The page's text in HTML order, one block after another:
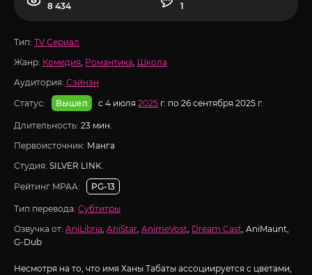
8 434
1
Тип: TV Сериал
Жанр: Комедия, Романтика, Школа
Аудитория: Сэйнэн
Статус:
Вышел с 4 июля 2025 г. по 26 сентября 2025 г.
Длительность: 23 мин.
Первоисточник: Манга
Студия: SILVER LINK.
Рейтинг MPAA:
PG-13
Тип перевода: Субтитры
Озвучка от: AniLibria, AniStar, AnimeVost, Dream Cast, AniMaunt,
G-Dub
Несмотря на то, что имя Ханы Табаты ассоциируется с цветами,